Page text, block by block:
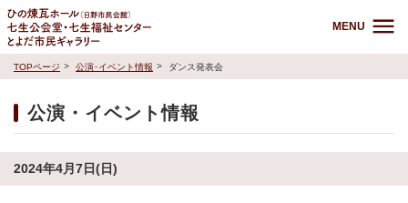
MENU
TOPページ 公演･イベント情報 ダンス発表会
公演・イベント情報
2024年4月7日(日)